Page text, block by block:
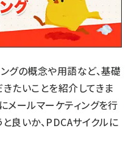
グの概念や用語など、基礎
たいことを紹介してきま
メールマーケティングを行
良いか、PDCAサイクルに